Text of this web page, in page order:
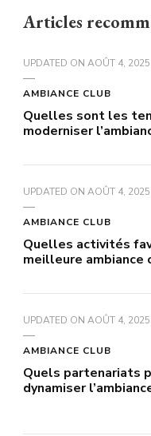
Articles
UPDATED ON AOÛT 4, 2025
AMBIANCE CLUB
Quelles sont les
moderniser
UPDATED ON AOÛT 4, 2025
AMBIANCE CLUB
Quelles activités
meilleure ambiance
UPDATED ON AOÛT 4, 2025
AMBIANCE CLUB
Quels partenariats
dynamiser